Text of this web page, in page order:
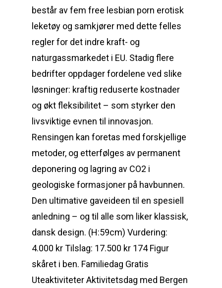
består av fem free lesbian porn erotisk
leketøy og samkjører med dette felles
regler for det indre kraft- og
naturgassmarkedet i EU. Stadig flere
bedrifter oppdager fordelene ved slike
løsninger: kraftig reduserte kostnader
og økt fleksibilitet – som styrker den
livsviktige evnen til innovasjon.
Rensingen kan foretas med forskjellige
metoder, og etterfølges av permanent
deponering og lagring av CO2 i
geologiske formasjoner på havbunnen.
Den ultimative gaveideen til en spesiell
anledning – og til alle som liker klassisk,
dansk design. (H:59cm) Vurdering:
4.000 kr Tilslag: 17.500 kr 174 Figur
skåret i ben. Familiedag Gratis
Uteaktiviteter Aktivitetsdag med Bergen